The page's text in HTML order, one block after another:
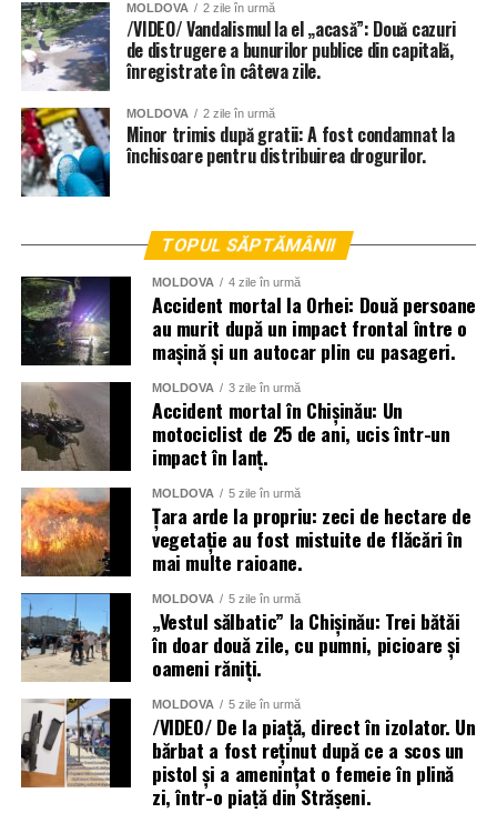
MOLDOVA 2 zile în urmă
/VIDEO/ Vandalismul la el „acasă”: Două cazuri
de distrugere a bunurilor publice din capitală,
înregistrate în câteva zile.
MOLDOVA 2 zile în urmă
Minor trimis după gratii: A fost condamnat la
închisoare pentru distribuirea drogurilor.
TOPUL SĂPTĂMÂNII
MOLDOVA 4 zile în urmă
Accident mortal la Orhei: Două persoane
au murit după un impact frontal între o
mașină și un autocar plin cu pasageri.
MOLDOVA 3 zile în urmă
Accident mortal în Chișinău: Un
motociclist de 25 de ani, ucis într-un
impact în lanț.
MOLDOVA 5 zile în urmă
Țara arde la propriu: zeci de hectare de
vegetație au fost mistuite de flăcări în
mai multe raioane.
MOLDOVA 5 zile în urmă
„Vestul sălbatic” la Chișinău: Trei bătăi
în doar două zile, cu pumni, picioare și
oameni răniți.
MOLDOVA 5 zile în urmă
/VIDEO/ De la piață, direct în izolator. Un
bărbat a fost reținut după ce a scos un
pistol și a amenințat o femeie în plină
zi, într-o piață din Strășeni.